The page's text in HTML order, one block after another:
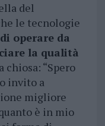
del
le tecnologie
operare da
la qualità
chiosa: “Spero
invito a
migliore
è in mio